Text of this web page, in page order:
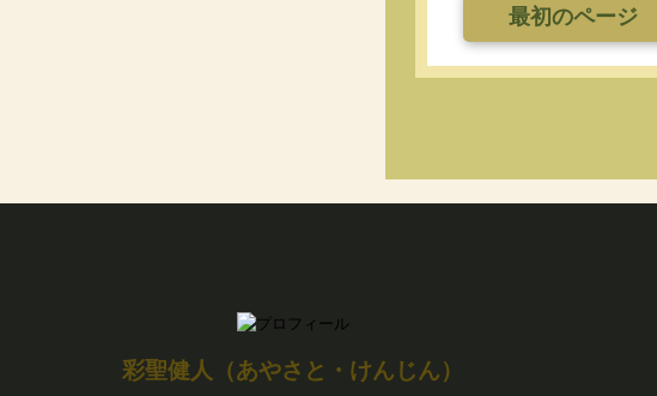
最初のページ
彩聖健人（あやさと・けんじん）